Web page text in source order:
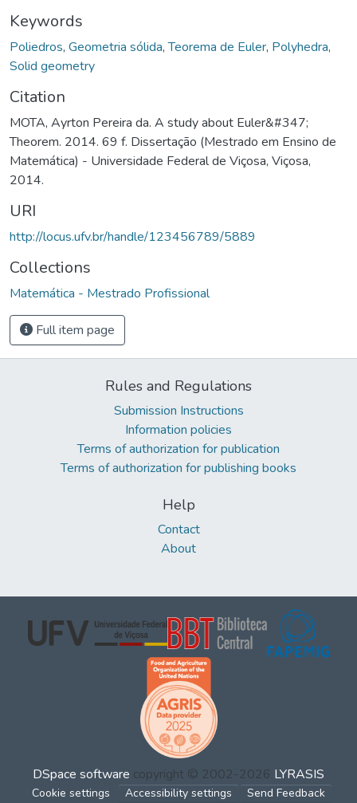
Keywords
Poliedros, Geometria sólida,Teorema de Euler, Polyhedra,
Solid geometry
Citation
MOTA, Ayrton Pereira da. A study about Euler&#347;
Theorem. 2014. 69 f. Dissertação (Mestrado em Ensino de
Matemática) - Universidade Federal de Viçosa, Viçosa,
2014.
URI
http://locus.ufv.br/handle/123456789/5889
Collections
Matemática - Mestrado Profissional
Full item page
Rules and Regulations
Submission Instructions
Information policies
Terms of authorization for publication
Terms of authorization for publishing books
Help
Contact
About
DSpace software copyright © 2002-2026 LYRASIS
Cookie settings Accessibility settings Send Feedback